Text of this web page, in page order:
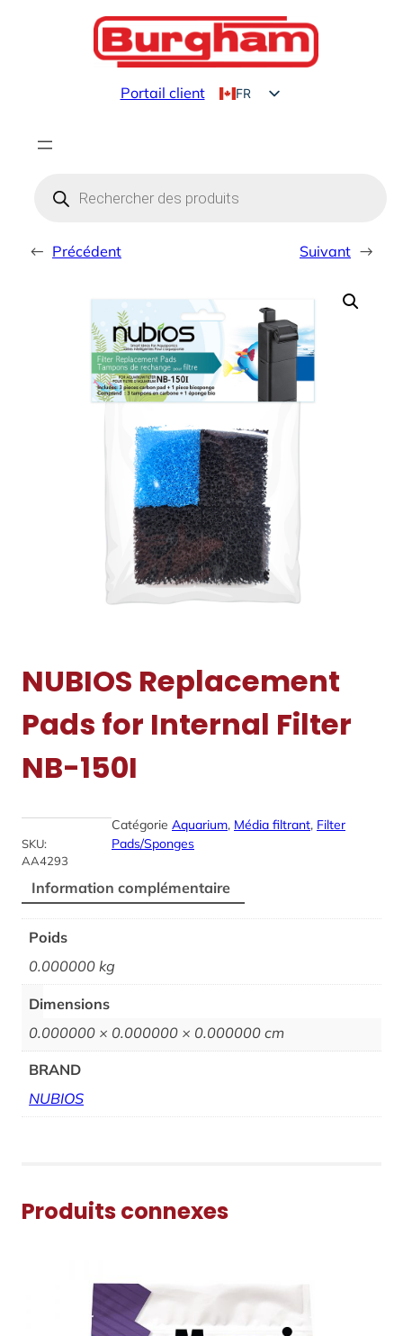
Portail client
FR
search
← Précédent Suivant →
NUBIOS Replacement
Pads for Internal Filter
NB-150I
SKU:
AA4293
Catégorie Aquarium, Média filtrant, Filter
Pads/Sponges
Information complémentaire
Poids
0.000000 kg
Dimensions
0.000000 × 0.000000 × 0.000000 cm
BRAND
NUBIOS
Produits connexes